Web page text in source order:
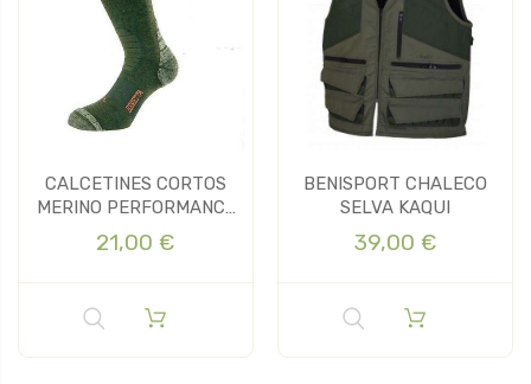
CALCETINES CORTOS
MERINO PERFORMANCE
CL191
21,00 €
BENISPORT CHALECO
SELVA KAQUI
39,00 €